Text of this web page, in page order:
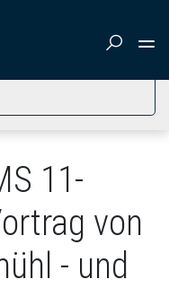
11-
von
- und